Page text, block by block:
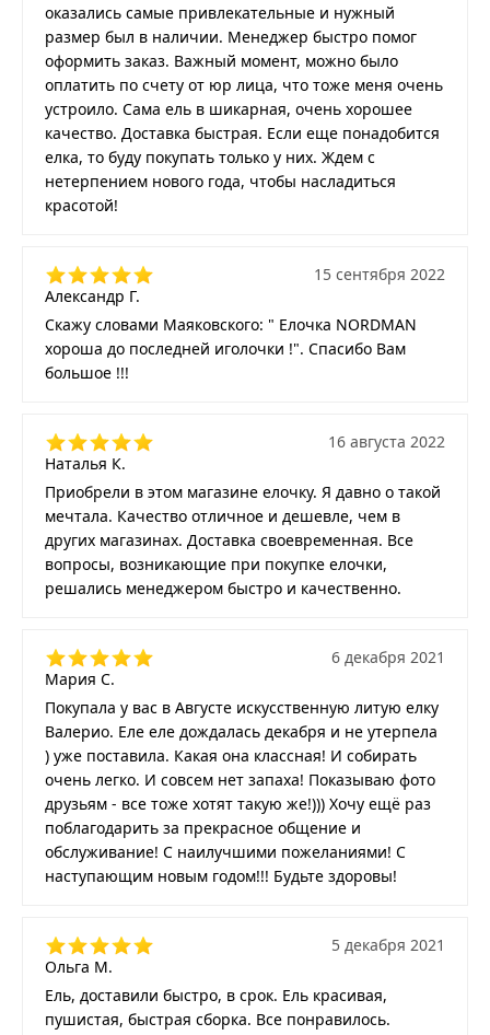
оказались самые привлекательные и нужный
размер был в наличии. Менеджер быстро помог
оформить заказ. Важный момент, можно было
оплатить по счету от юр лица, что тоже меня очень
устроило. Сама ель в шикарная, очень хорошее
качество. Доставка быстрая. Если еще понадобится
елка, то буду покупать только у них. Ждем с
нетерпением нового года, чтобы насладиться
красотой!
Александр Г.
15 сентября 2022
Скажу словами Маяковского: " Елочка NORDMAN
хороша до последней иголочки !". Спасибо Вам
большое !!!
Наталья К.
16 августа 2022
Приобрели в этом магазине елочку. Я давно о такой
мечтала. Качество отличное и дешевле, чем в
других магазинах. Доставка своевременная. Все
вопросы, возникающие при покупке елочки,
решались менеджером быстро и качественно.
Мария С.
6 декабря 2021
Покупала у вас в Августе искусственную литую елку
Валерио. Еле еле дождалась декабря и не утерпела
) уже поставила. Какая она классная! И собирать
очень легко. И совсем нет запаха! Показываю фото
друзьям - все тоже хотят такую же!))) Хочу ещё раз
поблагодарить за прекрасное общение и
обслуживание! С наилучшими пожеланиями! С
наступающим новым годом!!! Будьте здоровы!
Ольга М.
5 декабря 2021
Ель, доставили быстро, в срок. Ель красивая,
пушистая, быстрая сборка. Все понравилось.